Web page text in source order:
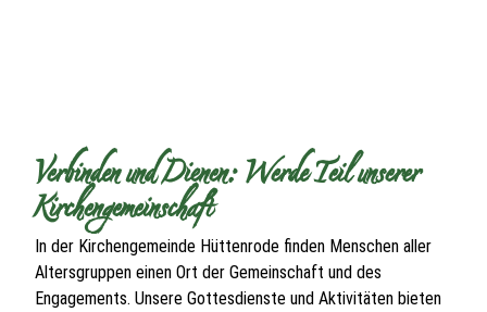
Verbinden und Dienen: Werde Teil unserer
Kirchengemeinschaft
In der Kirchengemeinde Hüttenrode finden Menschen aller
Altersgruppen einen Ort der Gemeinschaft und des
Engagements. Unsere Gottesdienste und Aktivitäten bieten